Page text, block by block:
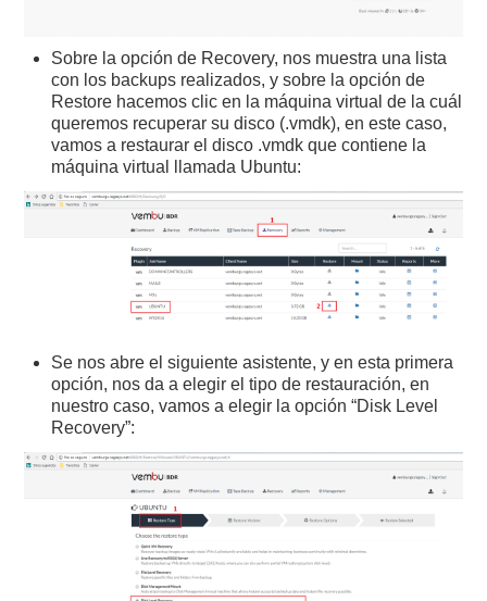
Sobre la opción de Recovery, nos muestra una lista
con los backups realizados, y sobre la opción de
Restore hacemos clic en la máquina virtual de la cuál
queremos recuperar su disco (.vmdk), en este caso,
vamos a restaurar el disco .vmdk que contiene la
máquina virtual llamada Ubuntu:
Se nos abre el siguiente asistente, y en esta primera
opción, nos da a elegir el tipo de restauración, en
nuestro caso, vamos a elegir la opción “Disk Level
Recovery”: